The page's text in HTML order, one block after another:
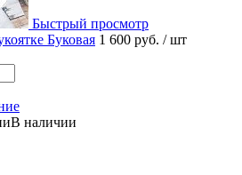
Быстрый просмотр
Буковая 1 600 руб. / шт
В наличии